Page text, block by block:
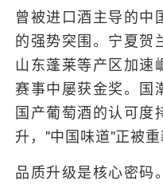
曾被进口酒主导的中
的强势突围。宁夏贺
山东蓬莱等产区加速
赛事中屡获金奖。国
国产葡萄酒的认可度
升，"中国味道"正被重
品质升级是核心密码